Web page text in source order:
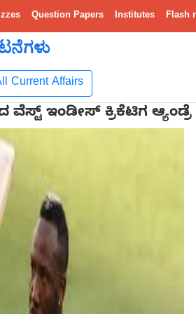
Question Papers Institutes Flash
Current Affairs
ಇಂಡೀಸ್ ಕ್ರಿಕೆಟಿಗ